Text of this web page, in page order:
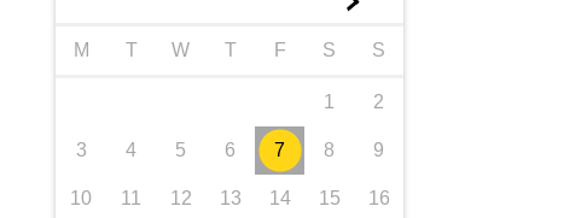
M T W T F S S
1 2
3 4 5 6 7 8 9
10 11 12 13 14 15 16